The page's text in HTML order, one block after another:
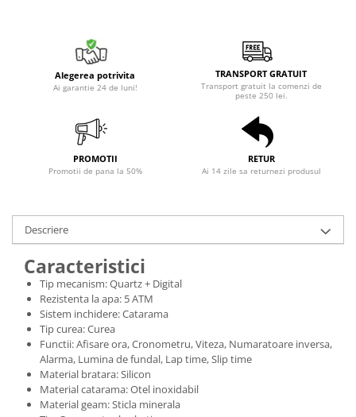
Alegerea potrivita
Ai garantie 24 de luni!
TRANSPORT GRATUIT
Transport gratuit la comenzi de
peste 250 lei.
PROMOTII
Promotii de pana la 50%
RETUR
Ai 14 zile sa returnezi produsul
Descriere
Caracteristici
Tip mecanism: Quartz + Digital
Rezistenta la apa: 5 ATM
Sistem inchidere: Catarama
Tip curea: Curea
Functii: Afisare ora, Cronometru, Viteza, Numaratoare inversa,
Alarma, Lumina de fundal, Lap time, Slip time
Material bratara: Silicon
Material catarama: Otel inoxidabil
Material geam: Sticla minerala